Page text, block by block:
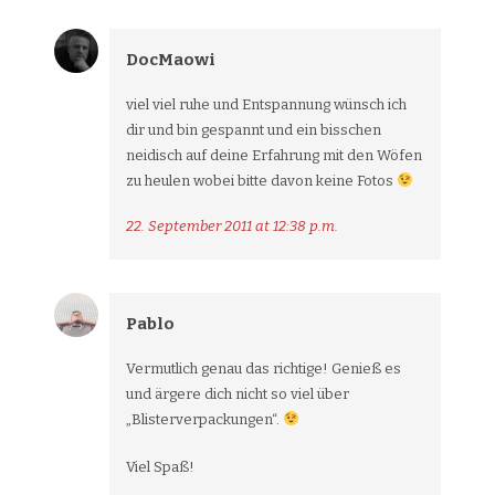
DocMaowi
viel viel ruhe und Entspannung wünsch ich
dir und bin gespannt und ein bisschen
neidisch auf deine Erfahrung mit den Wöfen
zu heulen wobei bitte davon keine Fotos
22. September 2011 at 12:38 p.m.
Pablo
Vermutlich genau das richtige! Genieß es
und ärgere dich nicht so viel über
„Blisterverpackungen“.
Viel Spaß!